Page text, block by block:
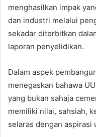
menghasilkan impak
dan industri melalui
sekadar diterbitkan
laporan penyelidikan.
Dalam aspek
menegaskan bahawa
yang bukan sahaja
memiliki nilai, sahsiah,
selaras dengan aspirasi